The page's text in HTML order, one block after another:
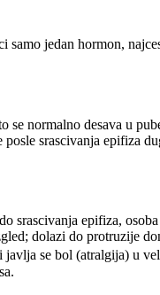
samo jedan hormon,
normalno desava u
srascivanja epifiza
srascivanja epifiza,
dolazi do protruzije
javlja se bol (atralgija) u